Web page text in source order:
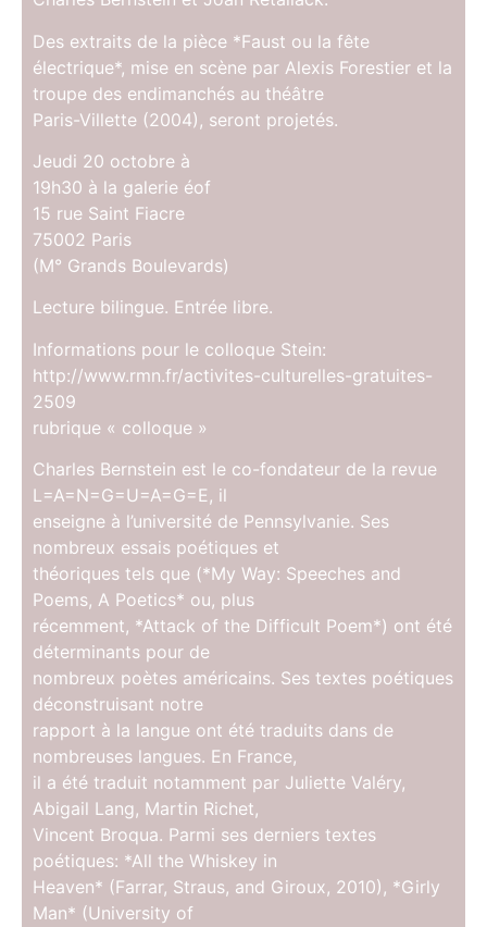
Des extraits de la pièce *Faust ou la fête
électrique*, mise en scène par Alexis Forestier et la
troupe des endimanchés au théâtre
Paris-Villette (2004), seront projetés.
Jeudi 20 octobre à
19h30 à la galerie éof
15 rue Saint Fiacre
75002 Paris
(M° Grands Boulevards)
Lecture bilingue. Entrée libre.
Informations pour le colloque Stein:
http://www.rmn.fr/activites-culturelles-gratuites-
2509
rubrique « colloque »
Charles Bernstein est le co-fondateur de la revue
L=A=N=G=U=A=G=E, il
enseigne à l’université de Pennsylvanie. Ses
nombreux essais poétiques et
théoriques tels que (*My Way: Speeches and
Poems, A Poetics* ou, plus
récemment, *Attack of the Difficult Poem*) ont été
déterminants pour de
nombreux poètes américains. Ses textes poétiques
déconstruisant notre
rapport à la langue ont été traduits dans de
nombreuses langues. En France,
il a été traduit notamment par Juliette Valéry,
Abigail Lang, Martin Richet,
Vincent Broqua. Parmi ses derniers textes
poétiques: *All the Whiskey in
Heaven* (Farrar, Straus, and Giroux, 2010), *Girly
Man* (University of